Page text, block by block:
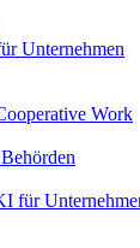
Unternehmen
Work
für